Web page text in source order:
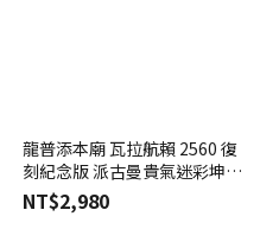
龍普添本廟 瓦拉航賴 2560 復
刻紀念版 派古曼貴氣迷彩坤平
【夢幻佛牌】🌟
NT$2,980